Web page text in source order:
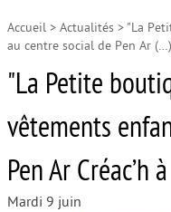
Accueil > Actualités > "La
au centre social de Pen Ar (…)
"La Petite
vêtements
Pen Ar Créac’h
Mardi 9 juin